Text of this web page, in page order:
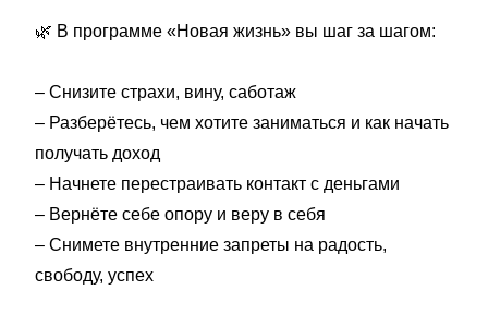
🌿 В программе «Новая жизнь» вы шаг за шагом:
– Снизите страхи, вину, саботаж
– Разберётесь, чем хотите заниматься и как начать
получать доход
– Начнете перестраивать контакт с деньгами
– Вернёте себе опору и веру в себя
– Снимете внутренние запреты на радость,
свободу, успех